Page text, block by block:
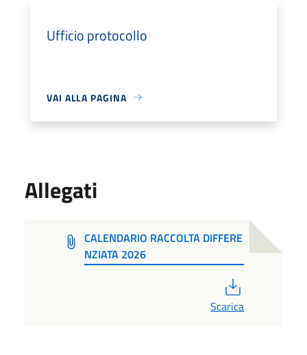
Ufficio protocollo
VAI ALLA PAGINA
Allegati
CALENDARIO RACCOLTA DIFFERE
NZIATA 2026
Scarica